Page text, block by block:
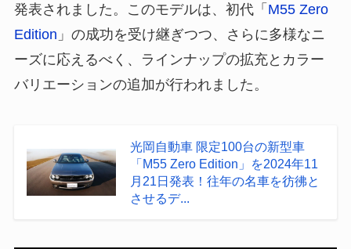
発表されました。このモデルは、初代「 M55 Zero
Edition 」の成功を受け継ぎつつ、さらに多様なニ
ーズに応えるべく、ラインナップの拡充とカラー
バリエーションの追加が行われました。
光岡自動車 限定100台の新型車
「M55 Zero Edition」を2024年11
月21日発表！往年の名車を彷彿と
させるデ...